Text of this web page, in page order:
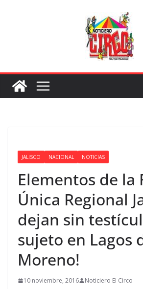
JALISCO NACIONAL NOTICIAS
Elementos de la
Única Regional
dejan sin
sujeto en Lagos
Moreno!
10 noviembre, 2016 Noticiero El Circo